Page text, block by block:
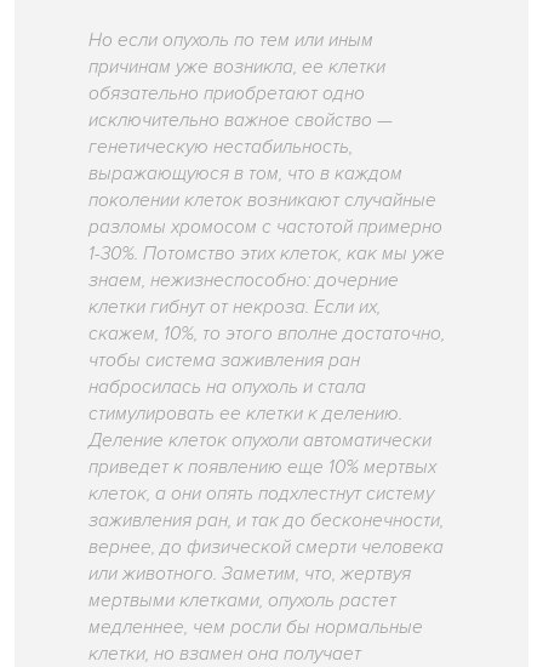
Но если опухоль по тем или иным
причинам уже возникла, ее клетки
обязательно приобретают одно
исключительно важное свойство —
генетическую нестабильность,
выражающуюся в том, что в каждом
поколении клеток возникают случайные
разломы хромосом с частотой примерно
1-30%. Потомство этих клеток, как мы уже
знаем, нежизнеспособно: дочерние
клетки гибнут от некроза. Если их,
скажем, 10%, то этого вполне достаточно,
чтобы система заживления ран
набросилась на опухоль и стала
стимулировать ее клетки к делению.
Деление клеток опухоли автоматически
приведет к появлению еще 10% мертвых
клеток, а они опять подхлестнут систему
заживления ран, и так до бесконечности,
вернее, до физической смерти человека
или животного. Заметим, что, жертвуя
мертвыми клетками, опухоль растет
медленнее, чем росли бы нормальные
клетки, но взамен она получает